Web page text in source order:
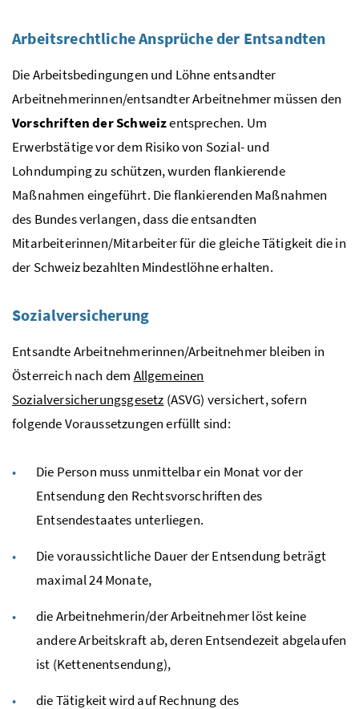
Arbeitsrechtliche Ansprüche der Entsandten
Die Arbeitsbedingungen und Löhne entsandter
Arbeitnehmerinnen/entsandter Arbeitnehmer müssen den
Vorschriften der Schweizentsprechen. Um
Erwerbstätige vor dem Risiko von Sozial- und
Lohndumping zu schützen, wurden flankierende
Maßnahmen eingeführt. Die flankierenden Maßnahmen
des Bundes verlangen, dass die entsandten
Mitarbeiterinnen/Mitarbeiter für die gleiche Tätigkeit die in
der Schweiz bezahlten Mindestlöhne erhalten.
Sozialversicherung
Entsandte Arbeitnehmerinnen/Arbeitnehmer bleiben in
Österreich nach dem Allgemeinen
Sozialversicherungsgesetz (ASVG) versichert, sofern
folgende Voraussetzungen erfüllt sind:
Die Person muss unmittelbar ein Monat vor der
Entsendung den Rechtsvorschriften des
Entsendestaates unterliegen.
Die voraussichtliche Dauer der Entsendung beträgt
maximal 24 Monate,
die Arbeitnehmerin/der Arbeitnehmer löst keine
andere Arbeitskraft ab, deren Entsendezeit abgelaufen
ist (Kettenentsendung),
die Tätigkeit wird auf Rechnung des